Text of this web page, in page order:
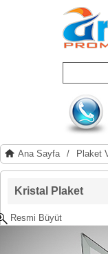
Ana Sayfa / Plaket
Kristal Plaket
Resmi Büyüt